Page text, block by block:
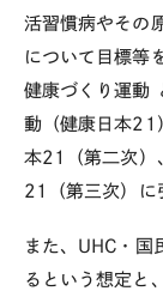
活習慣病やその
について目標等
健康づくり運動
動（健康日本21
本21 （第二次
21
（第三次）
また、 UHC ・国
るという想定と